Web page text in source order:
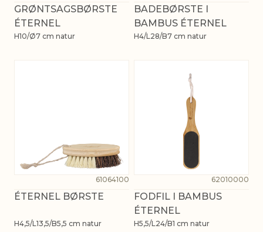
GRØNTSAGSBØRSTE
ÉTERNEL
H10/Ø7 cm natur
BADEBØRSTE I
BAMBUS ÉTERNEL
H4/L28/B7 cm natur
61064100
ÉTERNEL BØRSTE
H4,5/L13,5/B5,5 cm natur
62010000
FODFIL I BAMBUS
ÉTERNEL
H5,5/L24/B1 cm natur